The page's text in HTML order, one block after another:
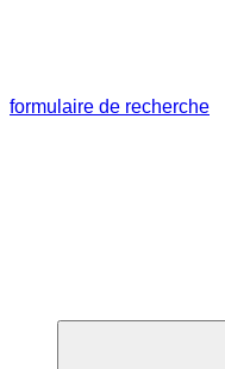
formulaire de recherche